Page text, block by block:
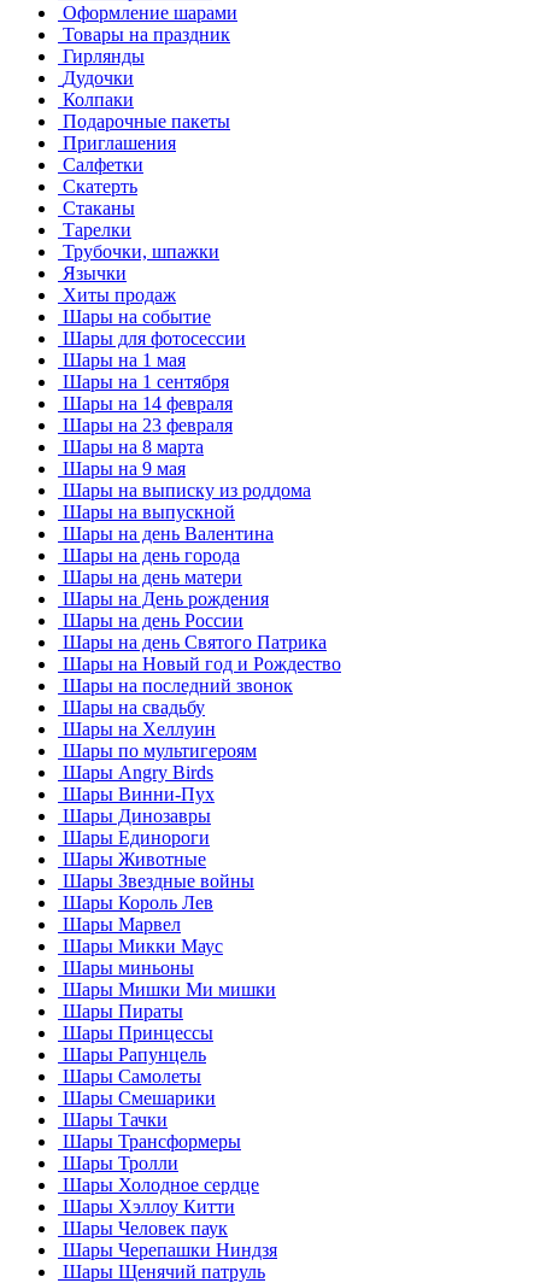
Оформление шарами
Товары на праздник
Гирлянды
Дудочки
Колпаки
Подарочные пакеты
Приглашения
Салфетки
Скатерть
Стаканы
Тарелки
Трубочки, шпажки
Язычки
Хиты продаж
Шары на событие
Шары для фотосессии
Шары на 1 мая
Шары на 1 сентября
Шары на 14 февраля
Шары на 23 февраля
Шары на 8 марта
Шары на 9 мая
Шары на выписку из роддома
Шары на выпускной
Шары на день Валентина
Шары на день города
Шары на день матери
Шары на День рождения
Шары на день России
Шары на день Святого Патрика
Шары на Новый год и Рождество
Шары на последний звонок
Шары на свадьбу
Шары на Хеллуин
Шары по мультигероям
Шары Angry Birds
Шары Винни-Пух
Шары Динозавры
Шары Единороги
Шары Животные
Шары Звездные войны
Шары Король Лев
Шары Марвел
Шары Микки Маус
Шары миньоны
Шары Мишки Ми мишки
Шары Пираты
Шары Принцессы
Шары Рапунцель
Шары Самолеты
Шары Смешарики
Шары Тачки
Шары Трансформеры
Шары Тролли
Шары Холодное сердце
Шары Хэллоу Китти
Шары Человек паук
Шары Черепашки Ниндзя
Шары Щенячий патруль